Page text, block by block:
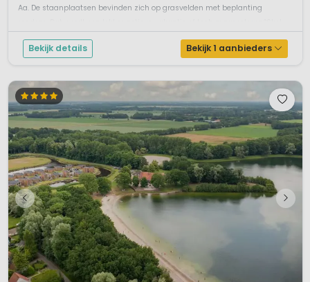
Aa. De staanplaatsen bevinden zich op grasvelden met beplanting
Bekijk details Bekijk 1 aanbieders